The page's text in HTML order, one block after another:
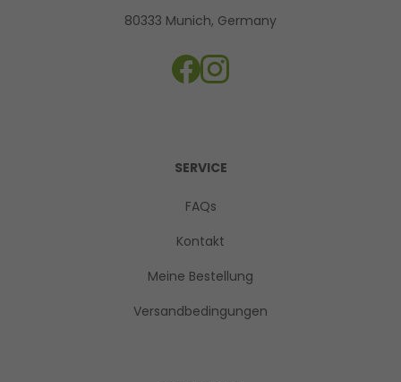
80333 Munich, Germany
SERVICE
FAQs
Kontakt
Meine Bestellung
Versandbedingungen